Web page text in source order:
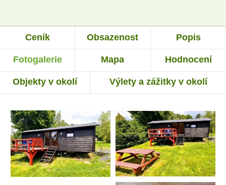
Ceník Obsazenost Popis
Fotogalerie Mapa Hodnocení
Objekty v okolí Výlety a zážitky v okolí